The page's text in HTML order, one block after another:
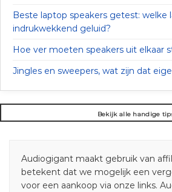
Beste laptop speakers getest: welke
indrukwekkend geluid?
Hoe ver moeten speakers uit elkaar
Jingles en sweepers, wat zijn dat
Bekijk alle handige
Audiogigant maakt gebruik van
betekent dat we mogelijk een
voor een aankoop via onze links.